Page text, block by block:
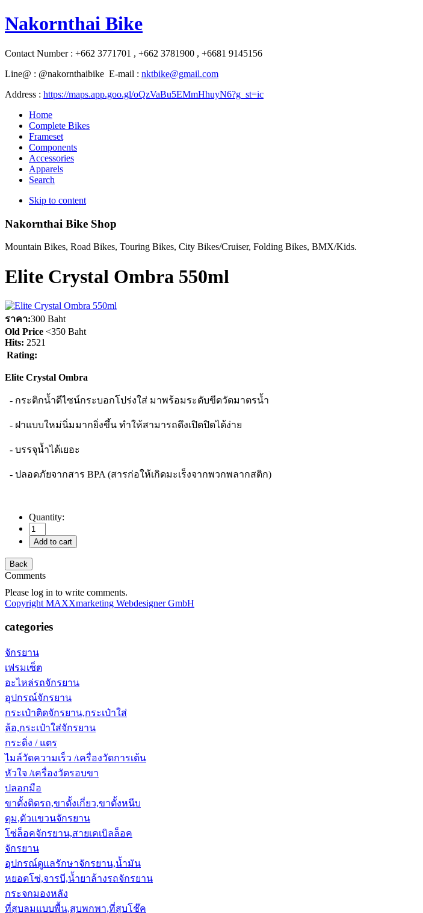
Nakornthai Bike
Contact Number : +662 3771701 , +662 3781900 , +6681 9145156
Line@ : @nakornthaibike E-mail : nktbike@gmail.com
Address : https://maps.app.goo.gl/oQzVaBu5EMmHhuyN6?g_st=ic
Home
Complete Bikes
Frameset
Components
Accessories
Apparels
Search
Skip to content
Nakornthai Bike Shop
Mountain Bikes, Road Bikes, Touring Bikes, City Bikes/Cruiser, Folding Bikes, BMX/Kids.
Elite Crystal Ombra 550ml
ราคา:300 Baht
Old Price <350 Baht
Hits: 2521
Rating:
Elite Crystal Ombra
- กระติกน้ำดีไซน์กระบอกโปร่งใส่ มาพร้อมระดับขีดวัดมาตรน้ำ
- ฝาแบบใหม่นิ่มมากยิ่งขึ้น ทำให้สามารถดึงเปิดปิดได้ง่าย
- บรรจุน้ำได้เยอะ
- ปลอดภัยจากสาร BPA (สารก่อให้เกิดมะเร็งจากพวกพลากสติก)
Quantity:
Comments
Please log in to write comments.
Copyright MAXXmarketing Webdesigner GmbH
categories
จักรยาน
เฟรมเซ็ต
อะไหล่รถจักรยาน
อุปกรณ์จักรยาน
กระเป๋าติดจักรยาน,กระเป๋าใส่
ล้อ,กระเป๋าใส่จักรยาน
กระดิ่ง / แตร
ไมล์วัดความเร็ว /เครื่องวัดการเต้น
หัวใจ /เครื่องวัดรอบขา
ปลอกมือ
ขาตั้งติดรถ,ขาตั้งเกี่ยว,ขาตั้งหนีบ
ดุม,ตัวแขวนจักรยาน
โซ่ล็อคจักรยาน,สายเคเบิลล็อค
จักรยาน
อุปกรณ์ดูแลรักษาจักรยาน,น้ำมัน
หยอดโซ่,จารบี,น้ำยาล้างรถจักรยาน
กระจกมองหลัง
ที่สูบลมแบบพื้น,สูบพกพา,ที่สูบโช๊ค